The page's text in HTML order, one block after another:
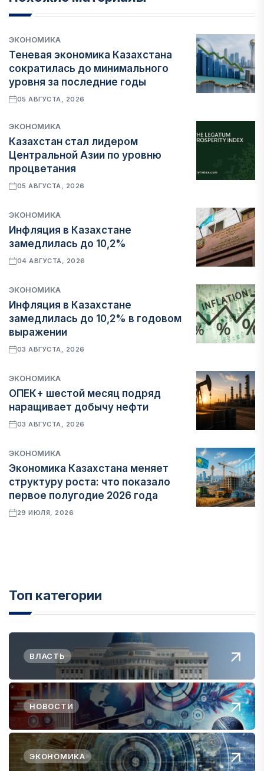
ЭКОНОМИКА
Теневая экономика Казахстана
сократилась до минимального
уровня за последние годы
05 АВГУСТА, 2026
ЭКОНОМИКА
Казахстан стал лидером
Центральной Азии по уровню
процветания
05 АВГУСТА, 2026
ЭКОНОМИКА
Инфляция в Казахстане
замедлилась до 10,2%
04 АВГУСТА, 2026
ЭКОНОМИКА
Инфляция в Казахстане
замедлилась до 10,2% в годовом
выражении
03 АВГУСТА, 2026
ЭКОНОМИКА
ОПЕК+ шестой месяц подряд
наращивает добычу нефти
03 АВГУСТА, 2026
ЭКОНОМИКА
Экономика Казахстана меняет
структуру роста: что показало
первое полугодие 2026 года
29 ИЮЛЯ, 2026
Топ категории
ВЛАСТЬ
НОВОСТИ
ЭКОНОМИКА